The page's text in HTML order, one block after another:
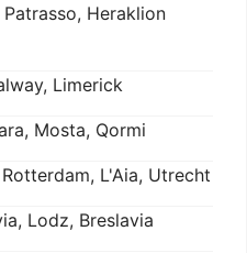
Heraklion
Limerick
Mosta, Qormi
L'Aia, Utrecht
Lodz, Breslavia